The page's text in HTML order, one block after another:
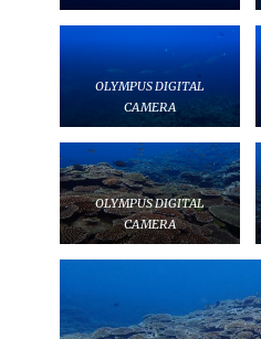
OLYMPUS DIGITAL
CAMERA
OLYMPUS DIGITAL
CAMERA